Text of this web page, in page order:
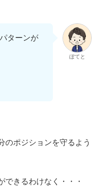
ターンが
ぽてと
のポジションを守るよう
できるわけなく・・・